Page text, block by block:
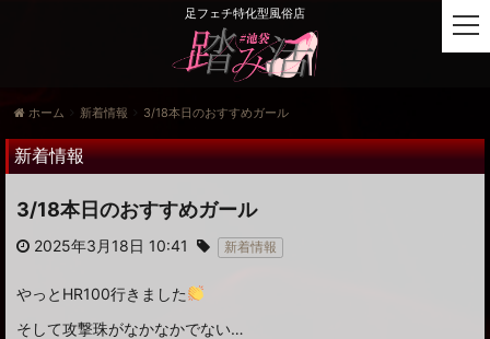
足フェチ特化型風俗店
ホーム 新着情報 3/18本日のおすすめガール
新着情報
3/18本日のおすすめガール
2025年3月18日 10:41 新着情報
やっとHR100行きました
そして攻撃珠がなかなかでない…
t
o
e